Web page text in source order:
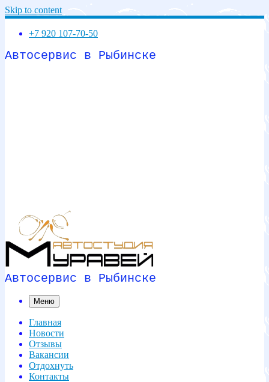
Skip to content
+7 920 107-70-50
Автосервис в Рыбинске
Автосервис в Рыбинске
Меню
Главная
Новости
Отзывы
Вакансии
Отдохнуть
Контакты